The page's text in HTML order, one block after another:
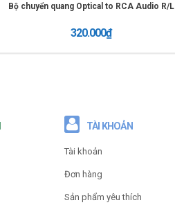
Bộ chuyển quang Optical to RCA Audio R/L
320.000₫
TÀI KHOẢN
Tài khoản
Đơn hàng
Sản phẩm yêu thích